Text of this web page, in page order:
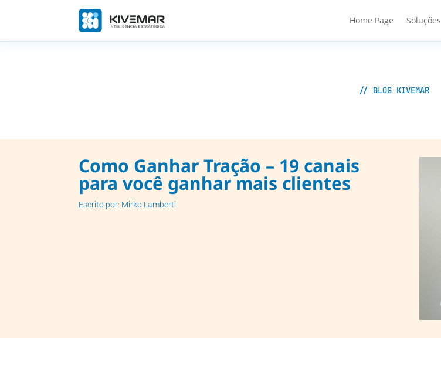
Home Page Soluções
// BLOG KIVEMAR
Como Ganhar Tração – 19 canais
para você ganhar mais clientes
Escrito por: Mirko Lamberti